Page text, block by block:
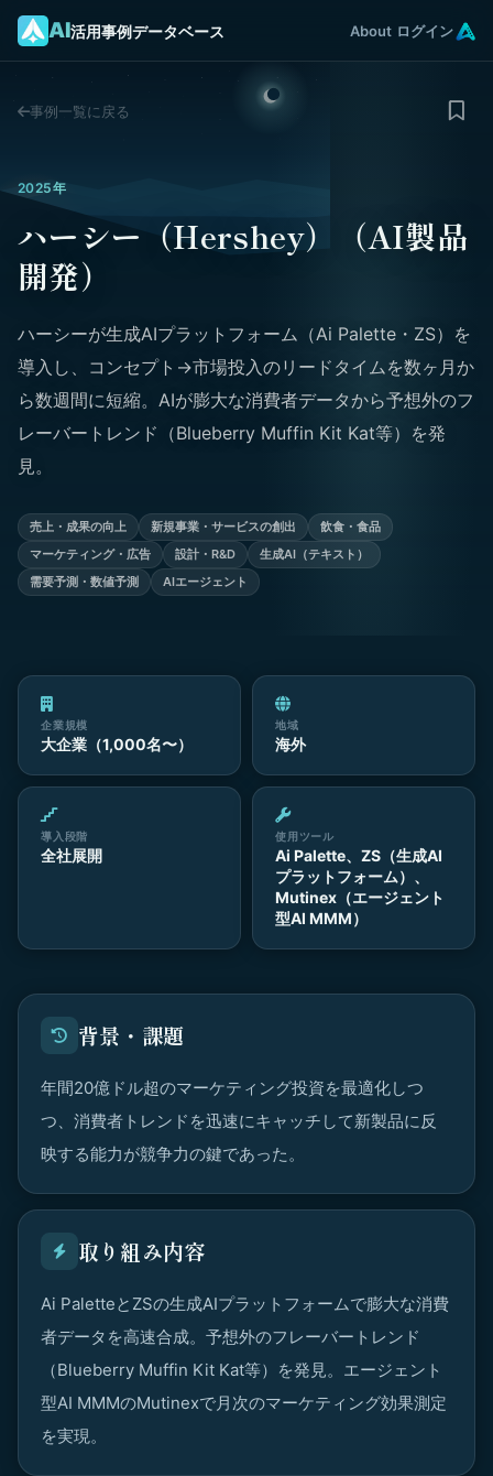
AI活用事例データベース About ログイン
事例一覧に戻る
2025年
ハーシー（Hershey）（AI製品
開発）
ハーシーが生成AIプラットフォーム（Ai Palette・ZS）を
導入し、コンセプト→市場投入のリードタイムを数ヶ月か
ら数週間に短縮。AIが膨大な消費者データから予想外のフ
レーバートレンド（Blueberry Muffin Kit Kat等）を発
見。
売上・成果の向上 新規事業・サービスの創出
飲食・食品
マーケティング・広告
設計・R&D
生成AI（テキスト）
需要予測・数値予測
AIエージェント
企業規模
大企業（1,000名〜）
地域
海外
導入段階
全社展開
使用ツール
Ai Palette、ZS（生成AI
プラットフォーム）、
Mutinex（エージェント
型AI MMM）
背景・課題
年間20億ドル超のマーケティング投資を最適化しつ
つ、消費者トレンドを迅速にキャッチして新製品に反
映する能力が競争力の鍵であった。
取り組み内容
Ai PaletteとZSの生成AIプラットフォームで膨大な消費
者データを高速合成。予想外のフレーバートレンド
（Blueberry Muffin Kit Kat等）を発見。エージェント
型AI MMMのMutinexで月次のマーケティング効果測定
を実現。